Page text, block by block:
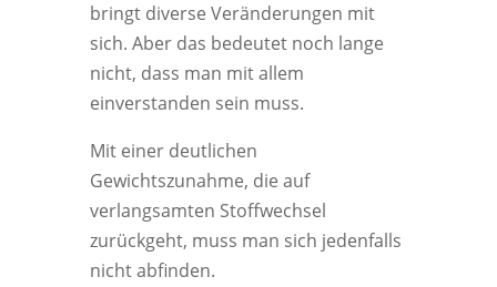
bringt diverse Veränderungen mit
sich. Aber das bedeutet noch lange
nicht, dass man mit allem
einverstanden sein muss.
Mit einer deutlichen
Gewichtszunahme, die auf
verlangsamten Stoffwechsel
zurückgeht, muss man sich jedenfalls
nicht abfinden.